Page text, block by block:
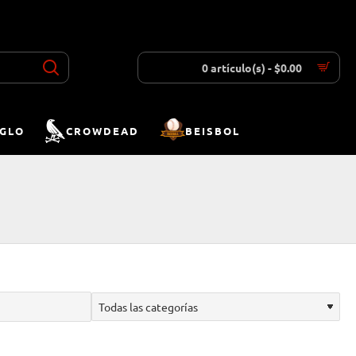
0 artículo(s) - $0.00
CROWDEAD BEISBOL